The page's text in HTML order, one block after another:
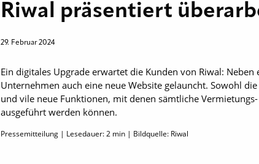
Riwal präsentiert
29. Februar 2024
Ein digitales Upgrade erwartet die Kunden von Riwal:
Unternehmen auch eine neue Website gelauncht. Sowohl
und vile neue Funktionen, mit denen sämtliche
ausgeführt werden können.
Pressemitteilung | Lesedauer:2 min | Bildquelle: Riwal